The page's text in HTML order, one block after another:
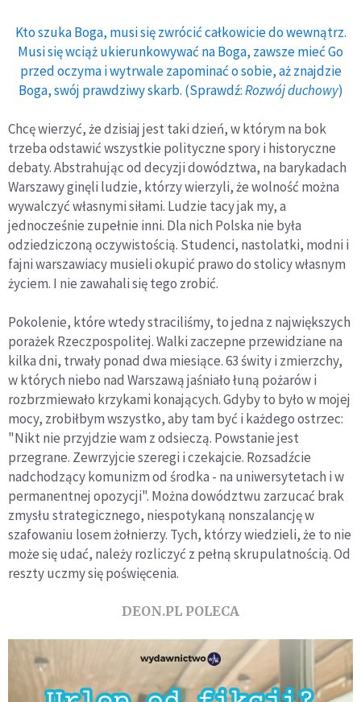
Kto szuka Boga, musi się zwrócić całkowicie do wewnątrz.
Musi się wciąż ukierunkowywać na Boga, zawsze mieć Go
przed oczyma i wytrwale zapominać o sobie, aż znajdzie
Boga, swój prawdziwy skarb. (Sprawdź:Rozwój duchowy)
Chcę wierzyć, że dzisiaj jest taki dzień, w którym na bok
trzeba odstawić wszystkie polityczne spory i historyczne
debaty. Abstrahując od decyzji dowództwa, na barykadach
Warszawy ginęli ludzie, którzy wierzyli, że wolność można
wywalczyć własnymi siłami. Ludzie tacy jak my, a
jednocześnie zupełnie inni. Dla nich Polska nie była
odziedziczoną oczywistością. Studenci, nastolatki, modni i
fajni warszawiacy musieli okupić prawo do stolicy własnym
życiem. I nie zawahali się tego zrobić.
Pokolenie, które wtedy straciliśmy, to jedna z największych
porażek Rzeczpospolitej. Walki zaczepne przewidziane na
kilka dni, trwały ponad dwa miesiące. 63 świty i zmierzchy,
w których niebo nad Warszawą jaśniało łuną pożarów i
rozbrzmiewało krzykami konających. Gdyby to było w mojej
mocy, zrobiłbym wszystko, aby tam być i każdego ostrzec:
"Nikt nie przyjdzie wam z odsieczą. Powstanie jest
przegrane. Zewrzyjcie szeregi i czekajcie. Rozsadźcie
nadchodzący komunizm od środka - na uniwersytetach i w
permanentnej opozycji". Można dowództwu zarzucać brak
zmysłu strategicznego, niespotykaną nonszalancję w
szafowaniu losem żołnierzy. Tych, którzy wiedzieli, że to nie
może się udać, należy rozliczyć z pełną skrupulatnością. Od
reszty uczmy się poświęcenia.
DEON.PL POLECA